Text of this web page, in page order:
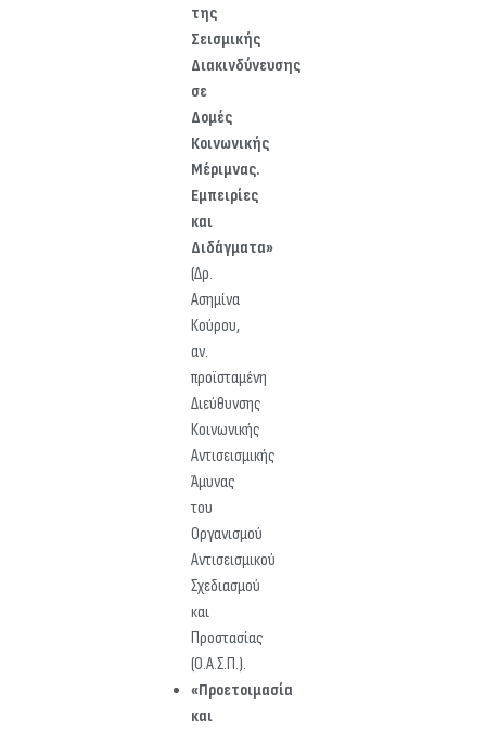
της
Σεισμικής
Διακινδύνευσης
σε
Δομές
Κοινωνικής
Μέριμνας.
Εμπειρίες
και
Διδάγματα»
(Δρ.
Ασημίνα
Κούρου,
αν.
προϊσταμένη
Διεύθυνσης
Κοινωνικής
Αντισεισμικής
Άμυνας
του
Οργανισμού
Αντισεισμικού
Σχεδιασμού
και
Προστασίας
(Ο.Α.Σ.Π.).
«Προετοιμασία
και